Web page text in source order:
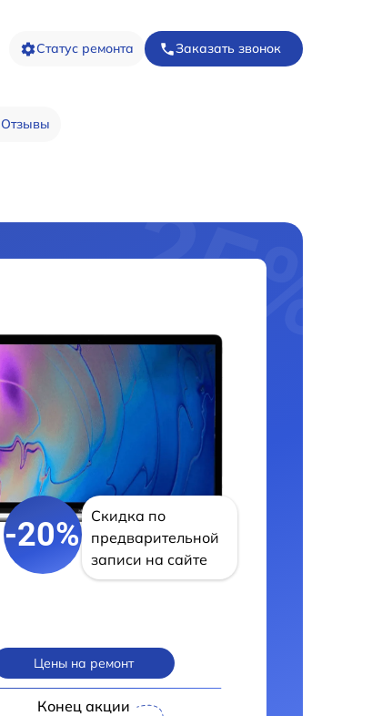
Статус ремонта Заказать звонок
Отзывы
-20%
Скидка по
предварительной
записи на сайте
Цены на ремонт
Конец акции